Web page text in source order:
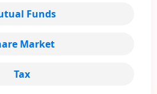
Funds
Market
Tax